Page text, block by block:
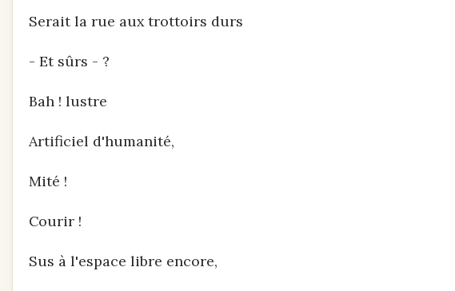
Serait la rue aux trottoirs durs
- Et sûrs - ?
Bah ! lustre
Artificiel d'humanité,
Mité !
Courir !
Sus à l'espace libre encore,